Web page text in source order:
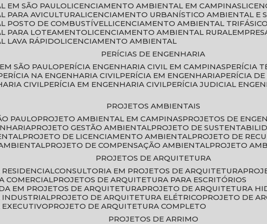
EM SÃO PAULO LICENCIAMENTO AMBIENTAL EM CAMPINAS
PARA AVICULTURA LICENCIAMENTO URBANÍSTICO AMBIENTAL E
POSTO DE COMBUSTÍVEL LICENCIAMENTO AMBIENTAL TRIFÁSICO
PARA LOTEAMENTO LICENCIAMENTO AMBIENTAL RURAL
LAVA RÁPIDO LICENCIAMENTO AMBIENTAL
PERÍCIAS DE ENGENHARIA
SÃO PAULO
PERÍCIA ENGENHARIA CIVIL EM CAMPINAS
PERÍCIA
PERÍCIA NA ENGENHARIA CIVIL PERÍCIA EM ENGENHARIA
PERÍCIA
CIVIL
PERÍCIA EM ENGENHARIA CIVIL PERÍCIA JUDICIAL
PROJETOS AMBIENTAIS
PAULO
PROJETO AMBIENTAL EM CAMPINAS
PROJETOS DE
PROJETO GESTÃO AMBIENTAL
PROJETO DE
PROJETO DE LICENCIAMENTO AMBIENTAL
PROJETO DE
PROJETO DE COMPENSAÇÃO AMBIENTAL
PROJETO
PROJETOS DE ARQUITETURA
RESIDENCIAL CONSULTORIA EM PROJETOS DE ARQUITETURA
COMERCIAL
PROJETOS DE ARQUITETURA PARA ESCRITÓRIOS
EM PROJETOS DE ARQUITETURA
PROJETO DE ARQUITETURA
INDUSTRIAL
PROJETO DE ARQUITETURA ELÉTRICO
PROJETO DE
EXECUTIVO
PROJETO DE ARQUITETURA COMPLETO
PROJETOS DE ARRIMO